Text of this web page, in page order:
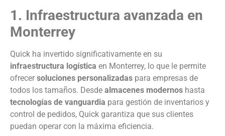
1. Infraestructura avanzada en
Monterrey
Quick ha invertido significativamente en su
infraestructura logística en Monterrey, lo que le permite
ofrecer soluciones personalizadas para empresas de
todos los tamaños. Desde almacenes modernos hasta
tecnologías de vanguardia para gestión de inventarios y
control de pedidos, Quick garantiza que sus clientes
puedan operar con la máxima eficiencia.